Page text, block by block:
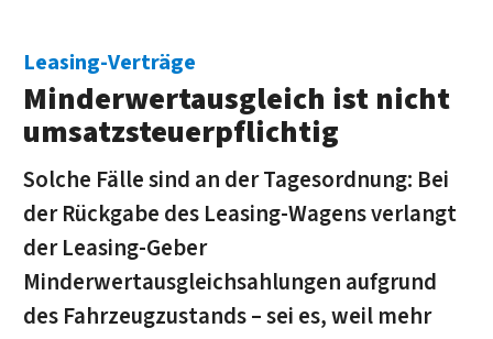
Leasing-Verträge
Minderwertausgleich ist nicht
umsatzsteuerpflichtig
Solche Fälle sind an der Tagesordnung: Bei
der Rückgabe des Leasing-Wagens verlangt
der Leasing-Geber
Minderwertausgleichsahlungen aufgrund
des Fahrzeugzustands – sei es, weil mehr